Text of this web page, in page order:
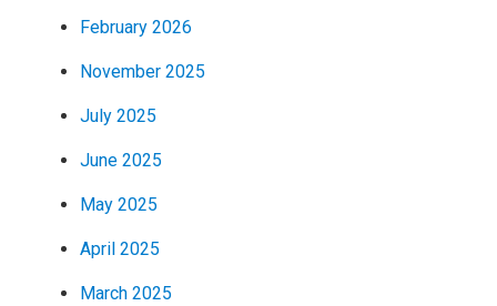
February 2026
November 2025
July 2025
June 2025
May 2025
April 2025
March 2025